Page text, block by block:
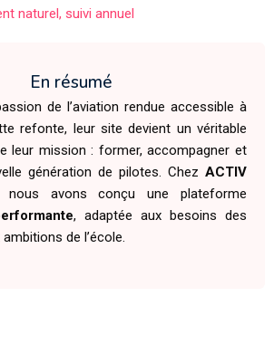
naturel, suivi annuel
En résumé
de l’aviation rendue accessible à
refonte, leur site devient un véritable
leur mission : former, accompagner et
génération de pilotes. Chez ACTIV
nous avons conçu une plateforme
, adaptée aux besoins des
de l’école.